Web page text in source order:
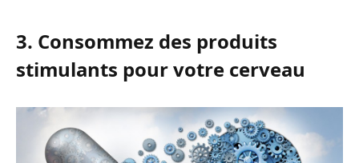
3. Consommez des produits
stimulants pour votre cerveau